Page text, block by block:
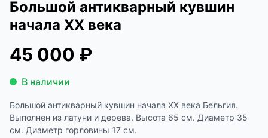
Большой антикварный кувшин
начала XX века
45 000 ₽
В наличии
Большой антикварный кувшин начала XX века Бельгия.
Выполнен из латуни и дерева. Высота 65 см. Диаметр 35
см. Диаметр горловины 17 см.